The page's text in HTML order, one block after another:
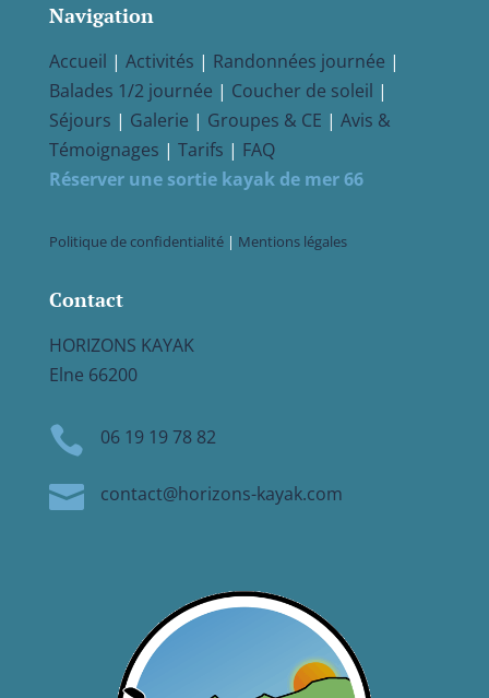
Navigation
Accueil | Activités | Randonnées journée |
Balades 1/2 journée | Coucher de soleil |
Séjours | Galerie | Groupes & CE | Avis &
Témoignages | Tarifs | FAQ
Réserver une sortie kayak de mer 66
Politique de confidentialité| Mentions légales
Contact
HORIZONS KAYAK
Elne 66200
 06 19 19 78 82
 contact@horizons-kayak.com